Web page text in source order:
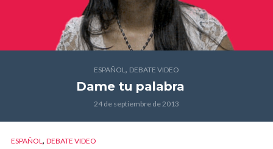
ESPAÑOL, DEBATE VIDEO
Dame tu palabra
24 de septiembre de 2013
ESPAÑOL, DEBATE VIDEO